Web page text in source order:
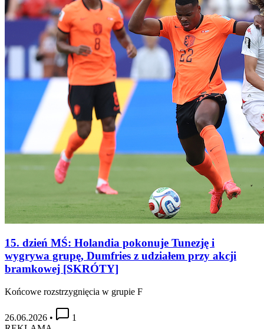
15. dzień MŚ: Holandia pokonuje Tunezję i
wygrywa grupę, Dumfries z udziałem przy akcji
bramkowej [SKRÓTY]
Końcowe rozstrzygnięcia w grupie F
26.06.2026 •
1